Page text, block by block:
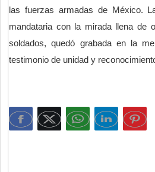
las fuerzas armadas de México.
mandataria con la mirada llena de
soldados, quedó grabada en la
testimonio de unidad y